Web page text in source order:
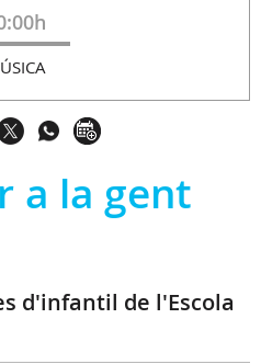
a la gent
d'infantil de l'Escola